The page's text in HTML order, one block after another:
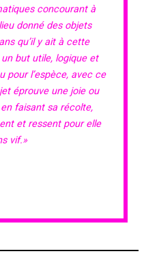
concourant à
donné des objets
qu’il y ait à cette
but utile, logique et
pour l’espèce, avec ce
éprouve une joie ou
faisant sa récolte,
et ressent pour elle
vif.»